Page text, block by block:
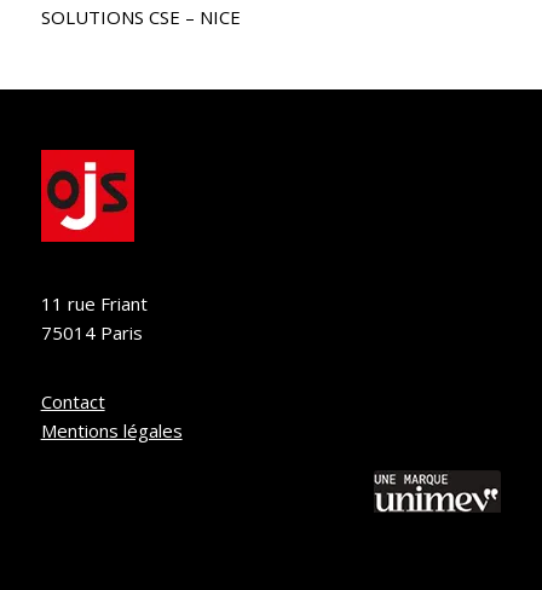
SOLUTIONS CSE – NICE
11 rue Friant
75014 Paris
Contact
Mentions légales